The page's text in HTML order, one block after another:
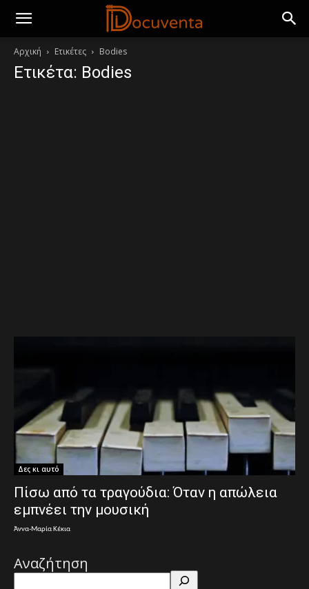
Αρχική Ετικέτες Bodies
Ετικέτα: Bodies
Δες κι αυτό
Πίσω από τα τραγούδια: Όταν η απώλεια
εμπνέει την μουσική
Άννα-Μαρία Κέκια
Αναζήτηση